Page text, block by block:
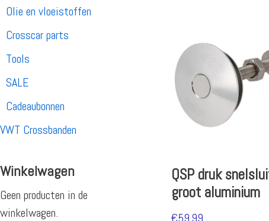
Olie en vloeistoffen
Crosscar parts
Tools
SALE
Cadeaubonnen
VWT Crossbanden
Winkelwagen
Geen producten in de
winkelwagen.
QSP druk
groot aluminium
€59.99